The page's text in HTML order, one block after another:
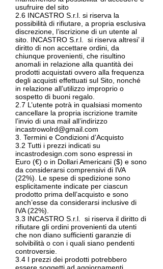
usufruire del sito
2.6 INCASTRO S.r.l. si riserva la
possibilità di rifiutare, a propria esclusiva
discrezione, l’iscrizione di un utente al
sito. INCASTRO S.r.l. si riserva altresi’ il
diritto di non accettare ordini, da
chiunque provenienti, che risultino
anomali in relazione alla quantità dei
prodotti acquistati ovvero alla frequenza
degli acquisti effettuati sul Sito, nonché
in relazione all’utilizzo improprio o
sospetto di buoni regalo.
2.7 L’utente potrà in qualsiasi momento
cancellare la propria iscrizione tramite
l’invio di una mail all’indirizzo
incastrowolrd@gmail.com
3. Termini e Condizioni d’Acquisto
3.2 Tutti i prezzi indicati su
incastrodesign.com sono espressi in
Euro (€) o in Dollari Americani ($) e sono
da considerarsi comprensivi di IVA
(22%). Le spese di spedizione sono
esplicitamente indicate per ciascun
prodotto prima dell’acquisto e sono
anch’esse da considerarsi inclusive di
IVA (22%).
3.3 INCASTRO S.r.l. si riserva il diritto di
rifiutare gli ordini provenienti da utenti
che non diano sufficienti garanzie di
solvibilità o con i quali siano pendenti
controversie.
3.4 I prezzi dei prodotti potrebbero